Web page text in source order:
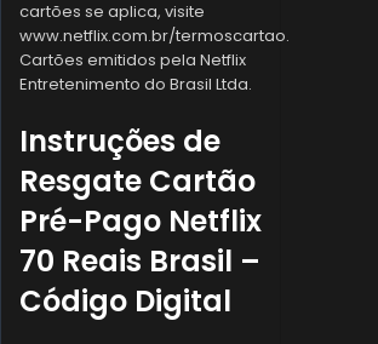
cartões se aplica, visite
www.netflix.com.br/termoscartao.
Cartões emitidos pela Netflix
Entretenimento do Brasil Ltda.
Instruções de
Resgate Cartão
Pré-Pago Netflix
70 Reais Brasil –
Código Digital